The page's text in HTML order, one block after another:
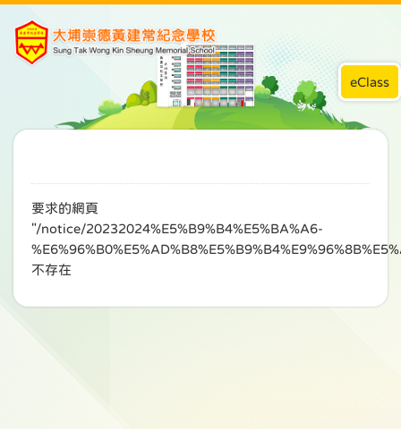
eClass
要求的網頁
"/notice/20232024%E5%B9%B4%E5%BA%A6-
不存在